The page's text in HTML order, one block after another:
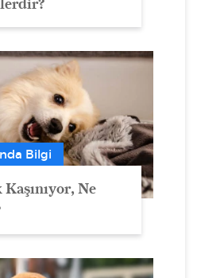
Bilgi
Ne